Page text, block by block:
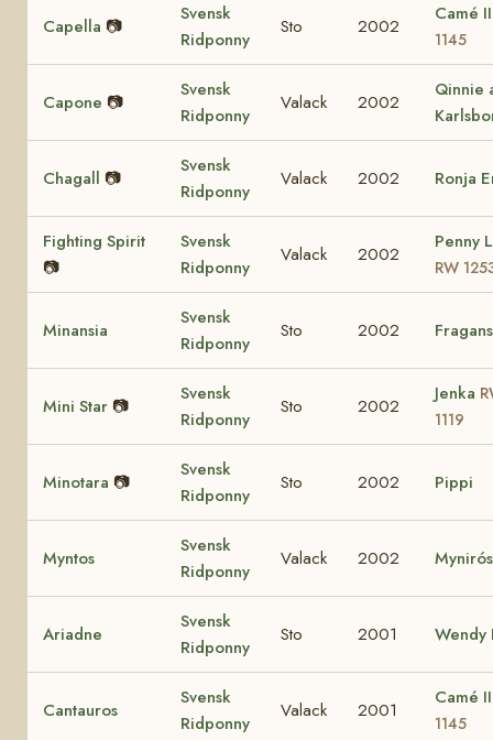
Capella 📷
Svensk
Ridponny
Sto 2002
Camé
1145
Capone 📷
Svensk
Ridponny
Valack 2002
Qinnie
Chagall 📷
Svensk
Ridponny
Valack 2002 Ronja
Fighting Spirit
📷
Svensk
Ridponny
Valack 2002
Penny
RW
Minansia
Svensk
Ridponny
Sto 2002
Mini Star 📷
Svensk
Ridponny
Sto 2002
Jenka
1119
Minotara 📷
Svensk
Ridponny
Sto 2002 Pippi
Myntos
Svensk
Ridponny
Valack 2002
Ariadne
Svensk
Ridponny
Sto 2001 Wendy
Cantauros
Svensk
Ridponny
Valack 2001
Camé
1145